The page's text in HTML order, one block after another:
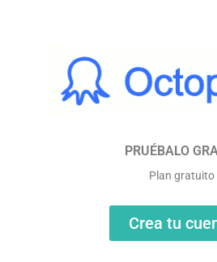
PRUÉBALO
Plan gratuito
Crea tu